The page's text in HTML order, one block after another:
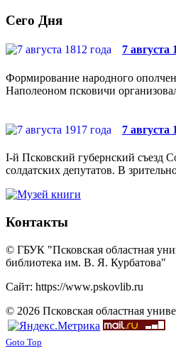
Сего Дня
7 августа
Формирование народного
Наполеоном псковичи
7 августа
I-й Псковский губернский съезд
солдатских депутатов. В
Контакты
© ГБУК "Псковская областная
библиотека им. В. Я. Курбатова"
Сайт: https://www.pskovlib.ru
© 2026 Псковская областная
Goto Top